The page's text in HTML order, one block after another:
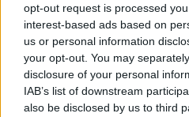
opt-out request is processed
interest-based ads based on
us or personal information
your opt-out. You may
disclosure of your personal
IAB’s list of downstream
also be disclosed by us to third
Ελληνική Αναπτυξιακή
δισ. ευρώ ανοίγει δρόμο για
μικρομεσαίες
08/08/2026 - 11:22 ΤΡΑΠΕΖΕΣ